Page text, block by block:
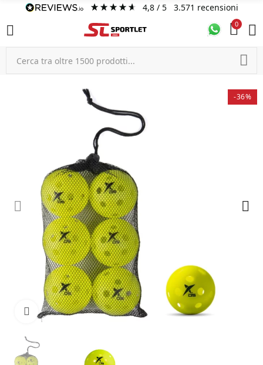
4,8/ 5 3.571 recensioni
0
-36%
Click to enlarge